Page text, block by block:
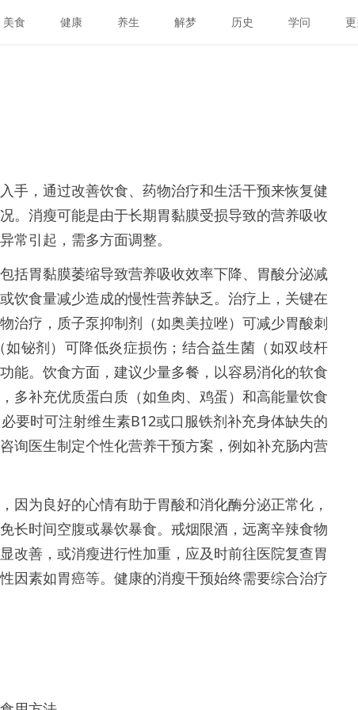
美食 健康 养生 解梦 历史 学问
手，通过改善饮食、药物治疗和生活干预来恢复健
。消瘦可能是由于长期胃黏膜受损导致的营养吸收
常引起，需多方面调整。
括胃黏膜萎缩导致营养吸收效率下降、胃酸分泌减
饮食量减少造成的慢性营养缺乏。治疗上，关键在
治疗，质子泵抑制剂（如奥美拉唑）可减少胃酸刺
铋剂）可降低炎症损伤；结合益生菌（如双歧杆
能。饮食方面，建议少量多餐，以容易消化的软食
多补充优质蛋白质（如鱼肉、鸡蛋）和高能量饮食
要时可注射维生素B12或口服铁剂补充身体缺失的
询医生制定个性化营养干预方案，例如补充肠内营
因为良好的心情有助于胃酸和消化酶分泌正常化，
长时间空腹或暴饮暴食。戒烟限酒，远离辛辣食物
改善，或消瘦进行性加重，应及时前往医院复查胃
因素如胃癌等。健康的消瘦干预始终需要综合治疗